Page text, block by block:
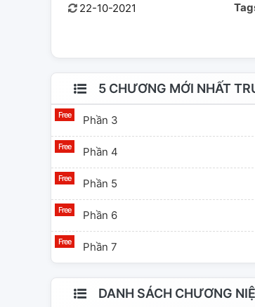
22-10-2021
5 CHƯƠNG MỚI NHẤT
Phần 3
Phần 4
Phần 5
Phần 6
Phần 7
DANH SÁCH CHƯƠNG